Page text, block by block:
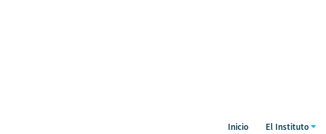
Inicio El Instituto